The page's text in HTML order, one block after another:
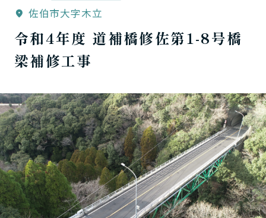
location_on 佐伯市大字木立
令和4年度 道補橋修佐第1-8号橋
梁補修工事